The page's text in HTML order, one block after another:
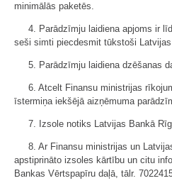
minimālās paketēs.
4. Parādzīmju laidiena apjoms ir
seši simti piecdesmit tūkstoši
5. Parādzīmju laidiena dzēšanas
6. Atcelt Finansu ministrijas
īstermiņa iekšējā aizņēmuma
7. Izsole notiks Latvijas Bankā
8. Ar Finansu ministrijas un
apstiprināto izsoles kārtību un citu
Bankas Vērtspapīru daļā, tālr.